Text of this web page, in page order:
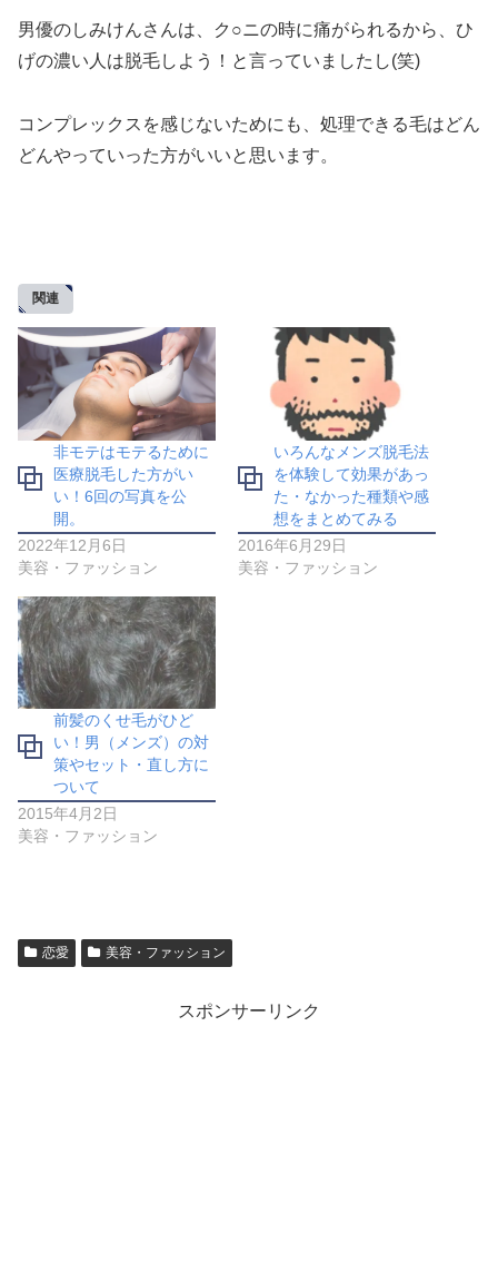
男優のしみけんさんは、ク○ニの時に痛がられるから、ひ
げの濃い人は脱毛しよう！と言っていましたし(笑)
コンプレックスを感じないためにも、処理できる毛はどん
どんやっていった方がいいと思います。
関連
非モテはモテるために
医療脱毛した方がい
い！6回の写真を公
開。
2022年12月6日
美容・ファッション
いろんなメンズ脱毛法
を体験して効果があっ
た・なかった種類や感
想をまとめてみる
2016年6月29日
美容・ファッション
前髪のくせ毛がひど
い！男（メンズ）の対
策やセット・直し方に
ついて
2015年4月2日
美容・ファッション
恋愛 美容・ファッション
スポンサーリンク